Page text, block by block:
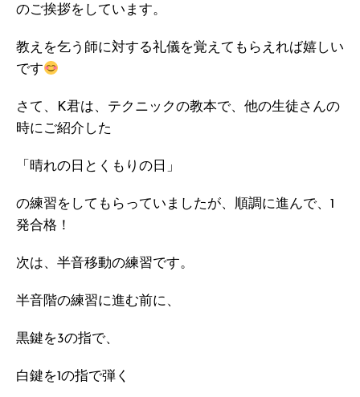
のご挨拶をしています。
教えを乞う師に対する礼儀を覚えてもらえれば嬉しい
です
さて、K君は、テクニックの教本で、他の生徒さんの
時にご紹介した
「晴れの日とくもりの日」
の練習をしてもらっていましたが、順調に進んで、1
発合格！
次は、半音移動の練習です。
半音階の練習に進む前に、
黒鍵を3の指で、
白鍵を1の指で弾く